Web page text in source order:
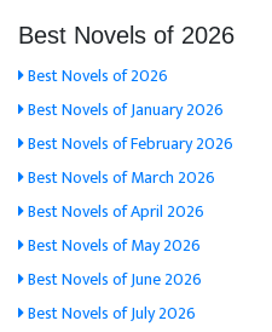
Best Novels of 2026
Best Novels of 2026
Best Novels of January 2026
Best Novels of February 2026
Best Novels of March 2026
Best Novels of April 2026
Best Novels of May 2026
Best Novels of June 2026
Best Novels of July 2026